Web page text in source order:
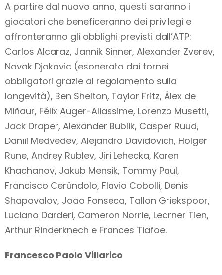
A partire dal nuovo anno, questi saranno i
giocatori che beneficeranno dei privilegi e
affronteranno gli obblighi previsti dall’ATP:
Carlos Alcaraz, Jannik Sinner, Alexander Zverev,
Novak Djokovic (esonerato dai tornei
obbligatori grazie al regolamento sulla
longevità), Ben Shelton, Taylor Fritz, Álex de
Miñaur, Félix Auger-Aliassime, Lorenzo Musetti,
Jack Draper, Alexander Bublik, Casper Ruud,
Daniil Medvedev, Alejandro Davidovich, Holger
Rune, Andrey Rublev, Jiri Lehecka, Karen
Khachanov, Jakub Mensik, Tommy Paul,
Francisco Cerúndolo, Flavio Cobolli, Denis
Shapovalov, Joao Fonseca, Tallon Griekspoor,
Luciano Darderi, Cameron Norrie, Learner Tien,
Arthur Rinderknech e Frances Tiafoe.
Francesco Paolo Villarico